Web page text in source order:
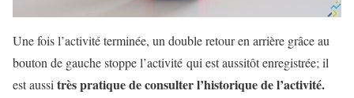
Une fois l’activité terminée, un double retour en arrière grâce au
bouton de gauche stoppe l’activité qui est aussitôt enregistrée; il
est aussi très pratique de consulter l’historique de l’activité.